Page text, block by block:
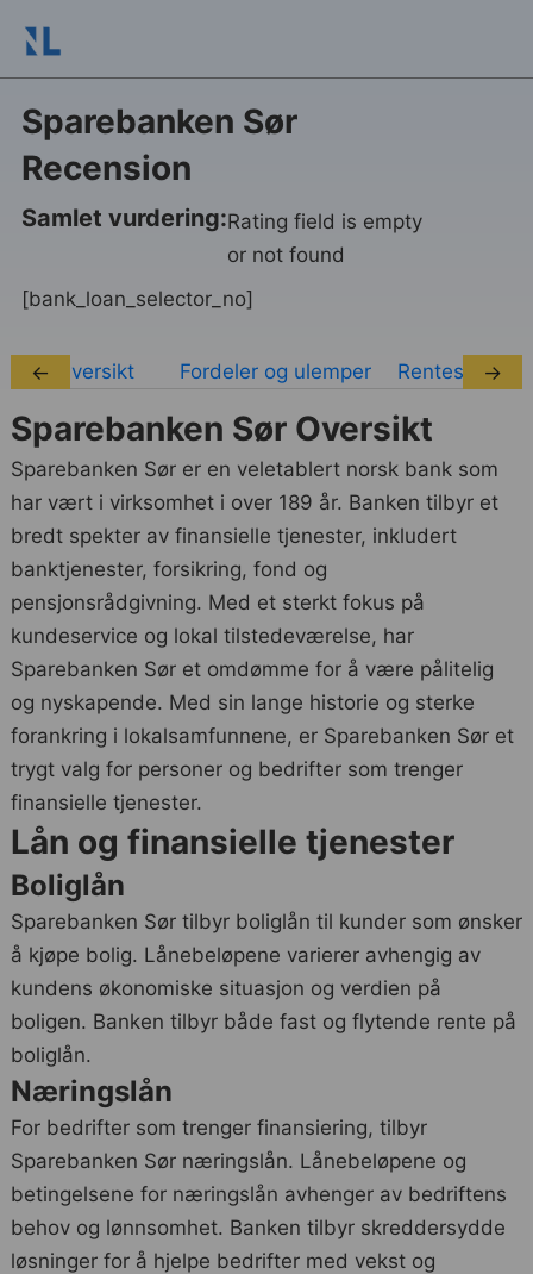
Sparebanken Sør
Recension
Samlet vurdering:Rating field is empty
or not found
[bank_loan_selector_no]
Oversikt Fordeler og ulemper Rentesatser
← →
Sparebanken Sør Oversikt
Sparebanken Sør er en veletablert norsk bank som
har vært i virksomhet i over 189 år. Banken tilbyr et
bredt spekter av finansielle tjenester, inkludert
banktjenester, forsikring, fond og
pensjonsrådgivning. Med et sterkt fokus på
kundeservice og lokal tilstedeværelse, har
Sparebanken Sør et omdømme for å være pålitelig
og nyskapende. Med sin lange historie og sterke
forankring i lokalsamfunnene, er Sparebanken Sør et
trygt valg for personer og bedrifter som trenger
finansielle tjenester.
Lån og finansielle tjenester
Boliglån
Sparebanken Sør tilbyr boliglån til kunder som ønsker
å kjøpe bolig. Lånebeløpene varierer avhengig av
kundens økonomiske situasjon og verdien på
boligen. Banken tilbyr både fast og flytende rente på
boliglån.
Næringslån
For bedrifter som trenger finansiering, tilbyr
Sparebanken Sør næringslån. Lånebeløpene og
betingelsene for næringslån avhenger av bedriftens
behov og lønnsomhet. Banken tilbyr skreddersydde
løsninger for å hjelpe bedrifter med vekst og